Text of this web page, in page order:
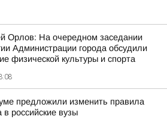
Орлов: На очередном заседании
Администрации города обсудили
физической культуры и спорта
предложили изменить правила
в российские вузы